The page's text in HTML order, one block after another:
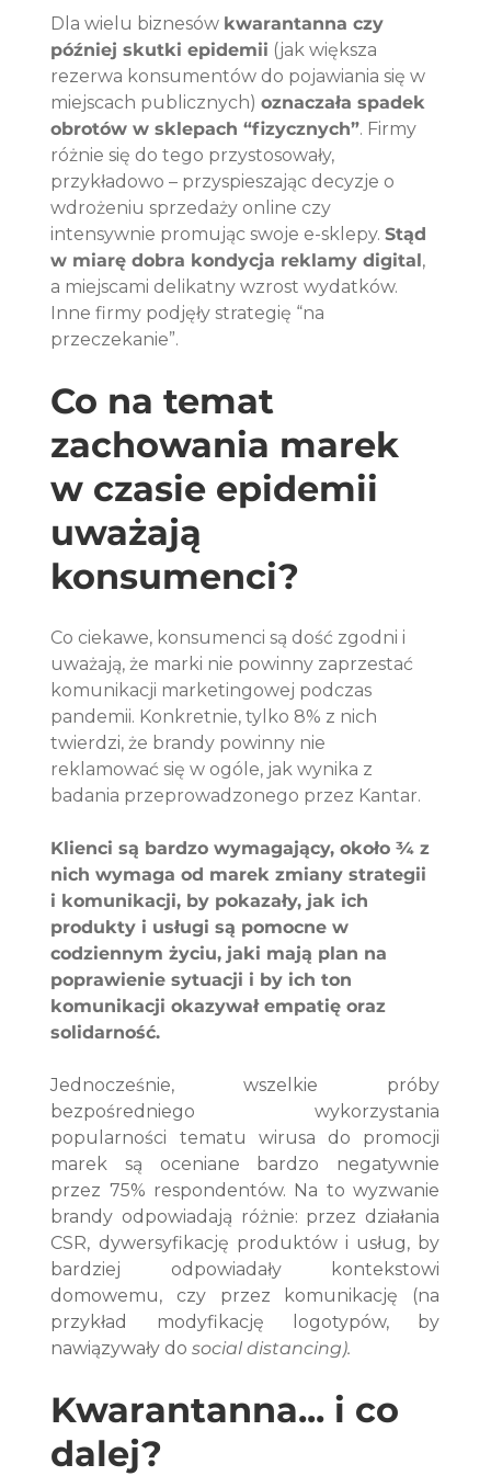
Dla wielu biznesów kwarantanna czy
później skutki epidemii (jak większa
rezerwa konsumentów do pojawiania się w
miejscach publicznych) oznaczała spadek
obrotów w sklepach “fizycznych”. Firmy
różnie się do tego przystosowały,
przykładowo – przyspieszając decyzje o
wdrożeniu sprzedaży online czy
intensywnie promując swoje e-sklepy. Stąd
w miarę dobra kondycja reklamy digital,
a miejscami delikatny wzrost wydatków.
Inne firmy podjęły strategię “na
przeczekanie”.
Co na temat
zachowania marek
w czasie epidemii
uważają
konsumenci?
Co ciekawe, konsumenci są dość zgodni i
uważają, że marki nie powinny zaprzestać
komunikacji marketingowej podczas
pandemii. Konkretnie, tylko 8% z nich
twierdzi, że brandy powinny nie
reklamować się w ogóle, jak wynika z
badania przeprowadzonego przez Kantar.
Klienci są bardzo wymagający, około ¾ z
nich wymaga od marek zmiany strategii
i komunikacji, by pokazały, jak ich
produkty i usługi są pomocne w
codziennym życiu, jaki mają plan na
poprawienie sytuacji i by ich ton
komunikacji okazywał empatię oraz
solidarność.
Jednocześnie, wszelkie próby
bezpośredniego wykorzystania
popularności tematu wirusa do promocji
marek są oceniane bardzo negatywnie
przez 75% respondentów. Na to wyzwanie
brandy odpowiadają różnie: przez działania
CSR, dywersyfikację produktów i usług, by
bardziej odpowiadały kontekstowi
domowemu, czy przez komunikację (na
przykład modyfikację logotypów, by
nawiązywały do social distancing).
Kwarantanna... i co
dalej?